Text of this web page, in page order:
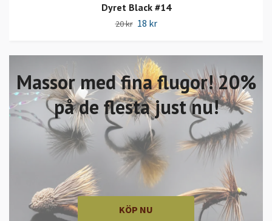
Massor med fina flugor! 20%
på de flesta just nu!
KÖP NU
Dyret Black #14
20 kr 18 kr